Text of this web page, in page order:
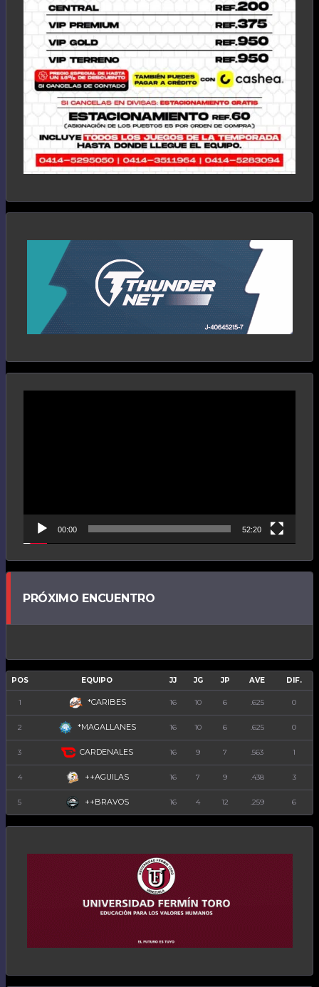
00:00 52:20
PRÓXIMO ENCUENTRO
POS EQUIPO JJ JG JP AVE DIF.
1 *CARIBES 16 10 6 .625 0
2 *MAGALLANES 16 10 6 .625 0
3 CARDENALES 16 9 7 .563 1
4 ++AGUILAS 16 7 9 .438 3
5 ++BRAVOS 16 4 12 .259 6